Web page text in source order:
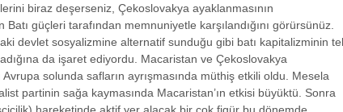
biraz deşerseniz, Çekoslovakya ayaklanmasının
Batı güçleri tarafından memnuniyetle karşılandığını görürsünüz.
devlet sosyalizmine alternatif sunduğu gibi batı kapitalizminin
da işaret ediyordu. Macaristan ve Çekoslovakya
Avrupa solunda safların ayrışmasında müthiş etkili oldu. Mesela
partinin sağa kaymasında Macaristan’ın etkisi büyüktü. Sonra